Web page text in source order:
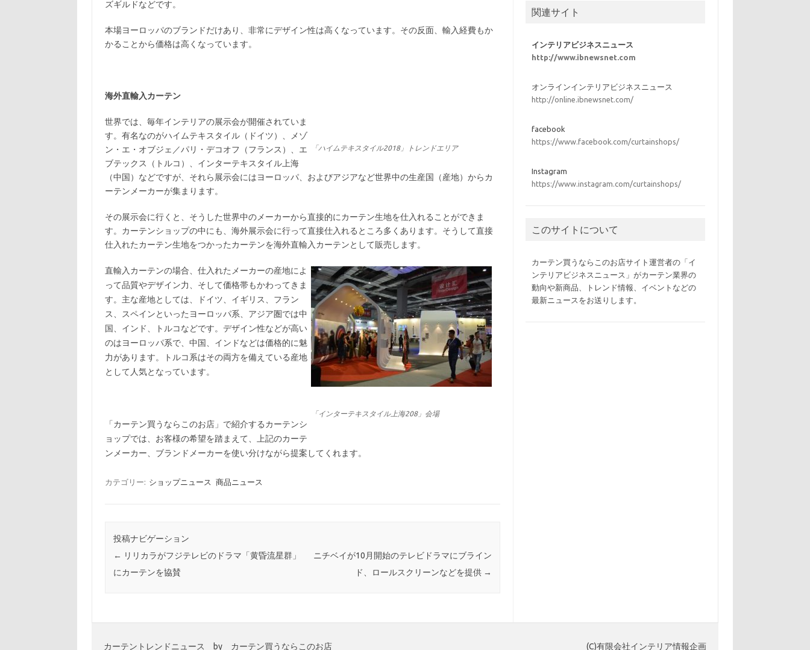
ズギルドなどです。
本場ヨーロッパのブランドだけあり、非常にデザイン性は高くなっています。その反面、輸入経費もか
かることから価格は高くなっています。
海外直輸入カーテン
「ハイムテキスタイル2018」トレンドエリア
世界では、毎年インテリアの展示会が開催されていま
す。有名なのがハイムテキスタイル（ドイツ）、メゾ
ン・エ・オブジェ／パリ・デコオフ（フランス）、エ
ブテックス（トルコ）、インターテキスタイル上海
（中国）などですが、それら展示会にはヨーロッパ、およびアジアなど世界中の生産国（産地）からカ
ーテンメーカーが集まります。
その展示会に行くと、そうした世界中のメーカーから直接的にカーテン生地を仕入れることができま
す。カーテンショップの中にも、海外展示会に行って直接仕入れるところ多くあります。そうして直接
仕入れたカーテン生地をつかったカーテンを海外直輸入カーテンとして販売します。
「インターテキスタイル上海208」会場
直輸入カーテンの場合、仕入れたメーカーの産地によ
って品質やデザイン力、そして価格帯もかわってきま
す。主な産地としては、ドイツ、イギリ ス、フラン
ス、スペインといったヨーロッパ系、アジア圏では中
国、インド、トルコなどです。デザイン性などが高い
のはヨーロッパ系で、中国、インドなどは価格的に魅
力があります。トルコ系はその両方を備えている産地
として人気となっています。
「カーテン買うならこのお店」で紹介するカーテンシ
ョップでは、お客様の希望を踏まえて、上記のカーテ
ンメーカー、ブランドメーカーを使い分けながら提案してくれます。
カテゴリー: ショップニュース 商品ニュース
投稿ナビゲーション
← リリカラがフジテレビのドラマ「黄昏流星群」
にカーテンを協賛
ニチベイが10月開始のテレビドラマにブライン
ド、ロールスクリーンなどを提供 →
関連サイト
インテリアビジネスニュース
http://www.ibnewsnet.com
オンラインインテリアビジネスニュース
http://online.ibnewsnet.com/
facebook
https://www.facebook.com/curtainshops/
Instagram
https://www.instagram.com/curtainshops/
このサイトについて
カーテン買うならこのお店サイト運営者の「イ
ンテリアビジネスニュース」がカーテン業界の
動向や新商品、トレンド情報、イベントなどの
最新ニュースをお送りします。
カーテントレンドニュース by カーテン買うならこのお店 (C)有限会社インテリア情報企画